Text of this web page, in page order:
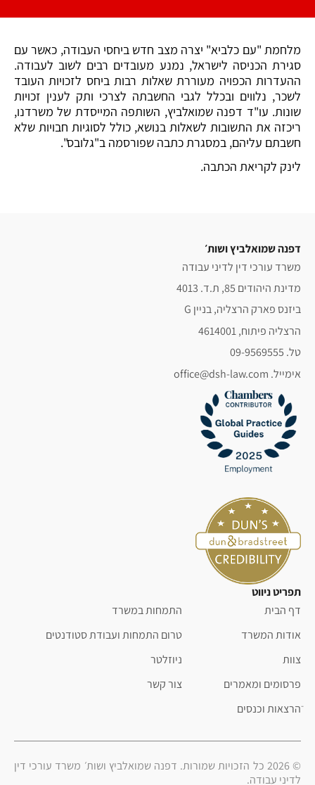
מלחמת "עם כלביא" יצרה מצב חדש ביחסי העבודה, כאשר עם
סגירת הכניסה לישראל, נמנע מעובדים רבים לשוב לעבודה.
ההעדרות הכפויה מעוררת שאלות רבות ביחס לזכויות העובד
לשכר, נלווים ובכלל לגבי החשבתה לצרכי ותק לענין זכויות
שונות. עו"ד דפנה שמואלביץ, השותפה המייסדת של משרדנו,
ריכזה את התשובות לשאלות בנושא, כולל לסוגיות חבויות שלא
חשבתם עליהם, במסגרת כתבה שפורסמה ב"גלובס".
לינק לקריאת הכתבה.
דפנה שמואלביץ ושות׳
משרד עורכי דין לדיני עבודה
מדינת היהודים 85, ת.ד. 4013
ביזנס פארק הרצליה, בניין G
הרצליה פיתוח, 4614001
טל. 09-9569555
אימייל. office@dsh-law.com
תפריט ניווט
דף הבית
אודות המשרד
צוות
פרסומים ומאמרים
ֿהרצאות וכנסים
התמחות במשרד
טרום התמחות ועבודת סטודנטים
ניוזלטר
צור קשר
© 2026 כל הזכויות שמורות. דפנה שמואלביץ ושות׳ משרד עורכי דין
לדיני עבודה.